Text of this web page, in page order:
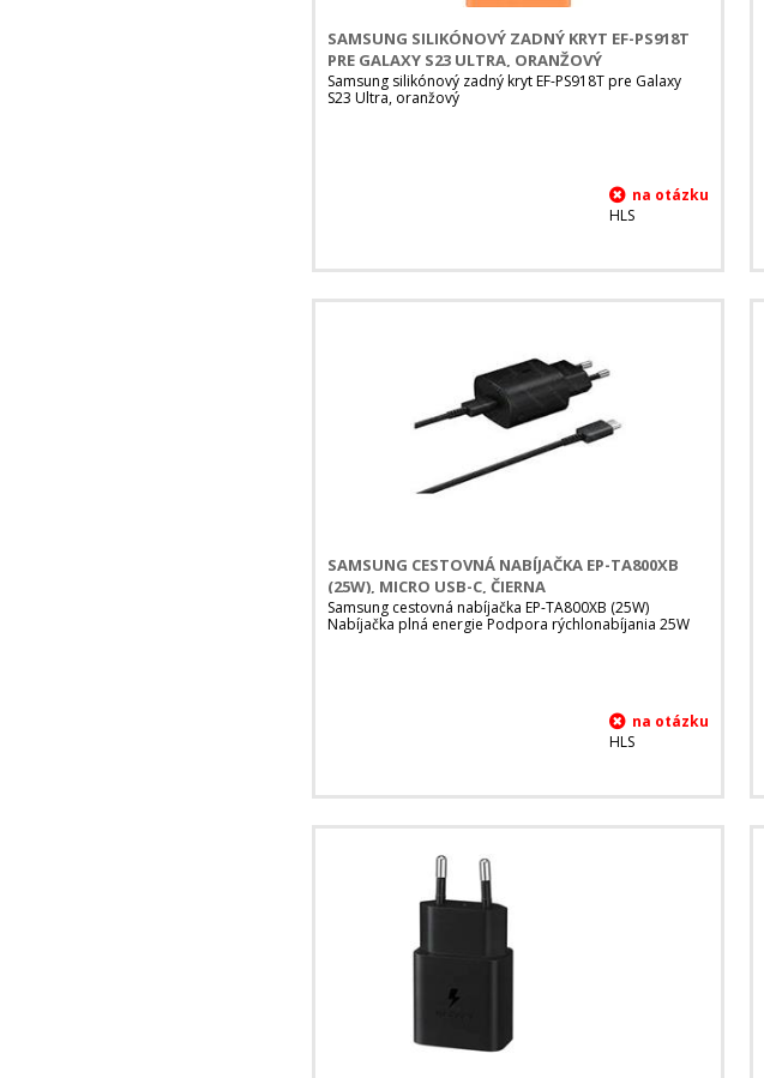
SAMSUNG SILIKÓNOVÝ ZADNÝ KRYT EF-PS918T
PRE GALAXY S23 ULTRA, ORANŽOVÝ
Samsung silikónový zadný kryt EF-PS918T pre Galaxy
S23 Ultra, oranžový
HLS
SAMSUNG CESTOVNÁ NABÍJAČKA EP-TA800XB
(25W), MICRO USB-C, ČIERNA
Samsung cestovná nabíjačka EP-TA800XB (25W)
Nabíjačka plná energie Podpora rýchlonabíjania 25W
HLS